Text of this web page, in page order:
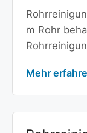
m Rohr
Mehr